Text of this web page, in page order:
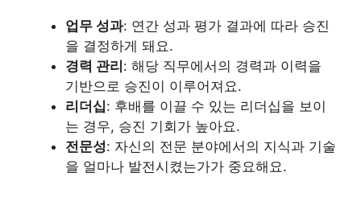
업무 성과: 연간 성과 평가 결과에 따라 승진
을 결정하게 돼요.
경력 관리 : 해당 직무에서의 경력과 이력을
기반으로 승진이 이루어져요.
리더십: 후배를 이끌 수 있는 리더십을 보이
는 경우, 승진 기회가 높아요.
전문성: 자신의 전문 분야에서의 지식과 기술
을 얼마나 발전시켰는가가 중요해요.